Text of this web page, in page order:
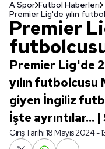
A Spor Futbol Haberleri
Premier Lig'de yılın
Premier
Premier Lig'de
yılın
giyen İngiliz
İşte ayrıntılar...
Giriş Tarihi:18 Mayıs 2024 -